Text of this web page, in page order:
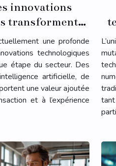
innovations
transforment-
?
une profonde
technologiques
étape du secteur. Des
artificielle, de
une valeur ajoutée
et à l’expérience